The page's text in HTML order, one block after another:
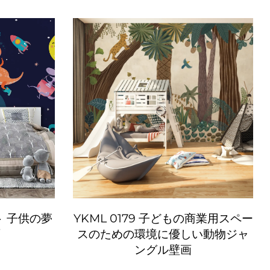
子供の夢
YKML 0179 子どもの商業用スペー
スのための環境に優しい動物ジャ
ングル壁画